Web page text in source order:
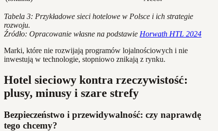
Tabela 3: Przykładowe sieci hotelowe w Polsce i ich strategie
rozwoju.
Źródło: Opracowanie własne na podstawie Horwath HTL 2024
Marki, które nie rozwijają programów lojalnościowych i nie
inwestują w technologie, stopniowo znikają z rynku.
Hotel sieciowy kontra rzeczywistość:
plusy, minusy i szare strefy
Bezpieczeństwo i przewidywalność: czy naprawdę
tego chcemy?